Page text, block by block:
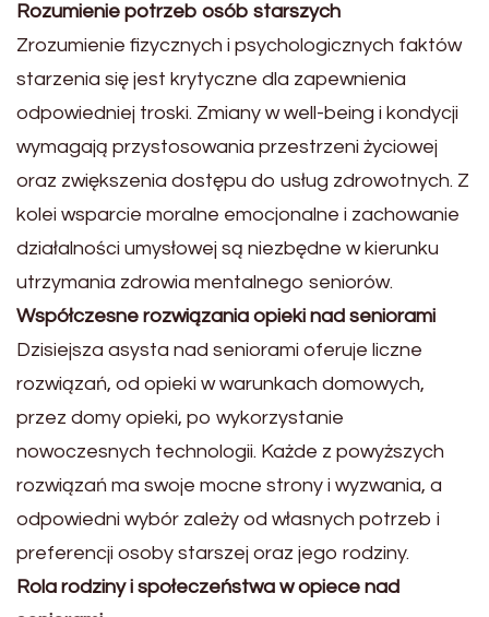
Rozumienie potrzeb osób starszych
Zrozumienie fizycznych i psychologicznych faktów
starzenia się jest krytyczne dla zapewnienia
odpowiedniej troski. Zmiany w well-being i kondycji
wymagają przystosowania przestrzeni życiowej
oraz zwiększenia dostępu do usług zdrowotnych. Z
kolei wsparcie moralne emocjonalne i zachowanie
działalności umysłowej są niezbędne w kierunku
utrzymania zdrowia mentalnego seniorów.
Współczesne rozwiązania opieki nad seniorami
Dzisiejsza asysta nad seniorami oferuje liczne
rozwiązań, od opieki w warunkach domowych,
przez domy opieki, po wykorzystanie
nowoczesnych technologii. Każde z powyższych
rozwiązań ma swoje mocne strony i wyzwania, a
odpowiedni wybór zależy od własnych potrzeb i
preferencji osoby starszej oraz jego rodziny.
Rola rodziny i społeczeństwa w opiece nad